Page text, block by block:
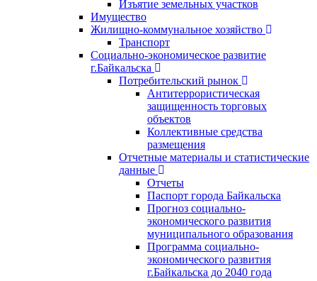
Изъятие земельных участков
Имущество
Жилищно-коммунальное хозяйство
Транспорт
Социально-экономическое развитие
г.Байкальска
Потребительский рынок
Антитеррористическая
защищенность торговых
объектов
Коллективные средства
размещения
Отчетные материалы и статистические
данные
Отчеты
Паспорт города Байкальска
Прогноз социально-
экономического развития
муниципального образования
Программа социально-
экономического развития
г.Байкальска до 2040 года